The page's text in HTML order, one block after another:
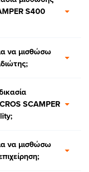
S400
να μισθώσω
SCAMPER
να μισθώσω